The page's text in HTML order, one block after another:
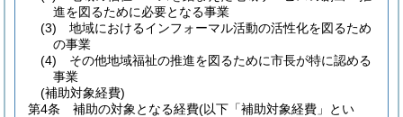
進を図るために必要となる事業
(3)
地域におけるインフォーマル活動の活性化を図るため
の事業
(4)
その他地域福祉の推進を図るために市長が特に認める
事業
(補助対象経費)
第4条
補助の対象となる経費(以下「補助対象経費」とい